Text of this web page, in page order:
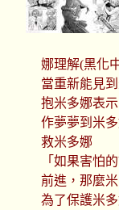
娜理解(黑化
當重新能見
抱米多娜表
作夢夢到米
救米多娜
「如果害怕
前進，那麼
為了保護米